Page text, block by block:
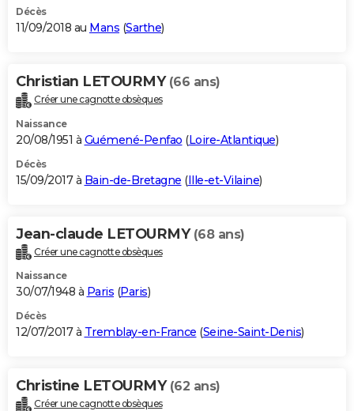
Décès
11/09/2018 au Mans (Sarthe)
Christian LETOURMY (66 ans)
Créer une cagnotte obsèques
Naissance
20/08/1951 à Guémené-Penfao (Loire-Atlantique)
Décès
15/09/2017 à Bain-de-Bretagne (Ille-et-Vilaine)
Jean-claude LETOURMY (68 ans)
Créer une cagnotte obsèques
Naissance
30/07/1948 à Paris (Paris)
Décès
12/07/2017 à Tremblay-en-France (Seine-Saint-Denis)
Christine LETOURMY (62 ans)
Créer une cagnotte obsèques